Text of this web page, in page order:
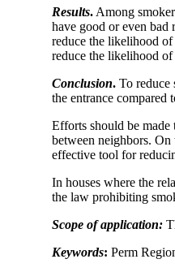
Results. Among
have good or even
reduce the likelihood
reduce the likelihood
Conclusion. To reduce
the entrance compared
Efforts should be
between neighbors. On
effective tool for
In houses where the
the law prohibiting
Scope of application:
Keywords: Perm